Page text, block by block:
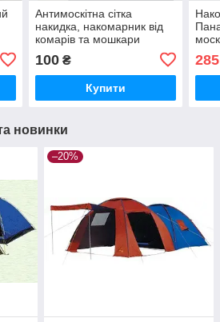
Антимоскітна сітка
накидка, накомарник від
комарів та мошкари
100₴
Купити
285
новинки
–20%